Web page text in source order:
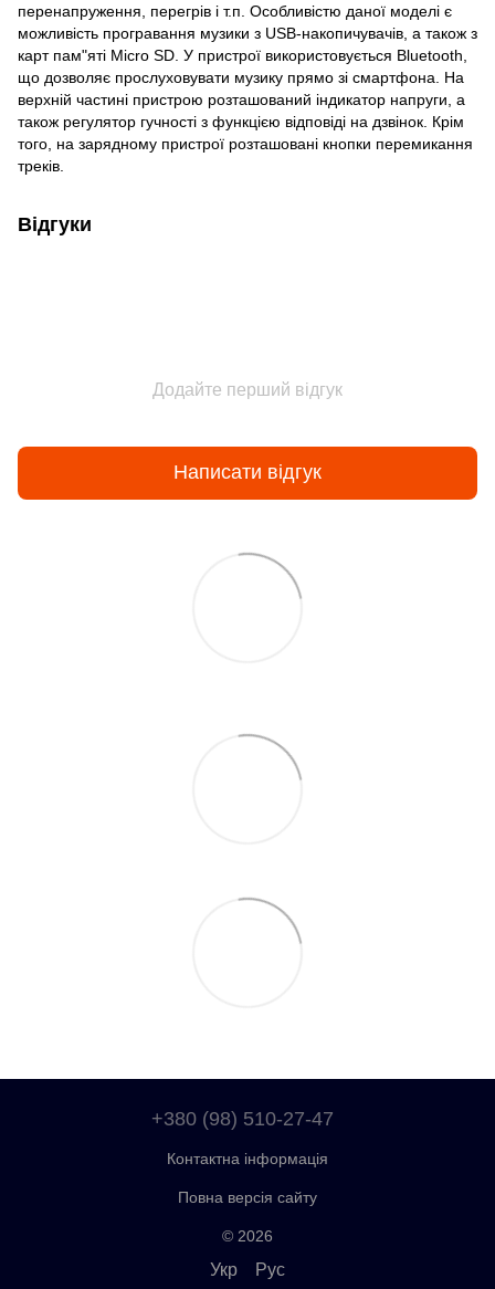
перенапруження, перегрів і т.п. Особливістю даної моделі є
можливість програвання музики з USB-накопичувачів, а також з
карт пам"яті Micro SD. У пристрої використовується Bluetooth,
що дозволяє прослуховувати музику прямо зі смартфона. На
верхній частині пристрою розташований індикатор напруги, а
також регулятор гучності з функцією відповіді на дзвінок. Крім
того, на зарядному пристрої розташовані кнопки перемикання
треків.
Відгуки
Додайте перший відгук
Написати відгук
+380 (98) 510-27-47
Контактна інформація
Повна версія сайту
© 2026
Укр Рус